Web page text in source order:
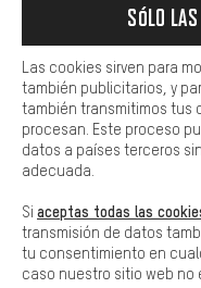
español
ES
RESCINDIR EL CONTRATO
Aviso Legal
Plataforma de
Configuración de
adicionales que le
preguntas de forma
Básica
Las cookies básicas
Sólo las
Las cookies sirven para
también publicitarios, y
también transmitimos tus
procesan. Este proceso
datos a países terceros
adecuada.
Si aceptas todas las
transmisión de datos
tu consentimiento en
caso nuestro sitio web no